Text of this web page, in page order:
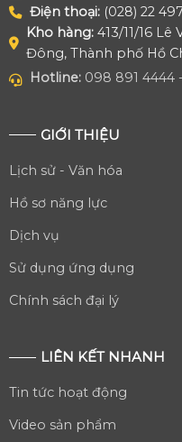
Điện thoại:(028) 22
Kho hàng:413/11/16 Lê
Đông, Thành phố Hồ
Hotline: 098 891 4444 -
GIỚI THIỆU
Lịch sử - Văn hóa
Hồ sơ năng lực
Dịch vụ
Sử dụng ứng dụng
Chính sách đại lý
LIÊN KẾT NHANH
Tin tức hoạt động
Video sản phẩm